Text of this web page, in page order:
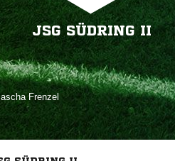
JSG SÜDRING II
